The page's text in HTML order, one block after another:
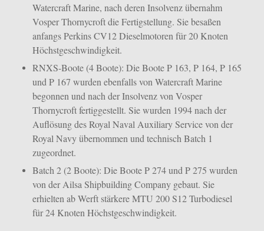
Watercraft Marine, nach deren Insolvenz übernahm
Vosper Thornycroft die Fertigstellung. Sie besaßen
anfangs Perkins CV12 Dieselmotoren für 20 Knoten
Höchstgeschwindigkeit.
RNXS-Boote (4 Boote): Die Boote P 163, P 164, P 165
und P 167 wurden ebenfalls von Watercraft Marine
begonnen und nach der Insolvenz von Vosper
Thornycroft fertiggestellt. Sie wurden 1994 nach der
Auflösung des Royal Naval Auxiliary Service von der
Royal Navy übernommen und technisch Batch 1
zugeordnet.
Batch 2 (2 Boote): Die Boote P 274 und P 275 wurden
von der Ailsa Shipbuilding Company gebaut. Sie
erhielten ab Werft stärkere MTU 200 S12 Turbodiesel
für 24 Knoten Höchstgeschwindigkeit.